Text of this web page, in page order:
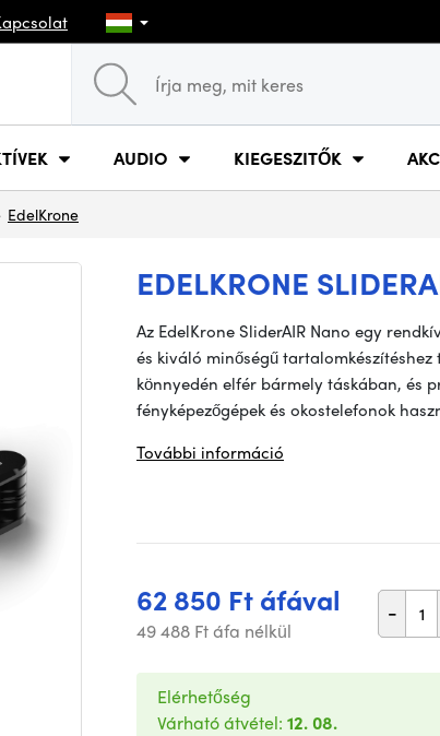
AUDIO KIEGESZITŐK
EdelKrone
EDELKRONE
Az EdelKrone SliderAIR Nano egy
és kiváló minőségű
könnyedén elfér bármely táskában, és
fényképezőgépek és okostelefonok
További információ
62 850 Ft áfával
49 488 Ft áfa nélkül
-
Elérhetőség
Várható átvétel: 12. 08.